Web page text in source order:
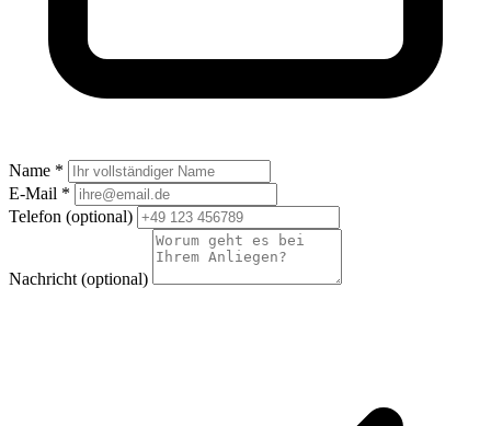
Name *
E-Mail *
Telefon (optional)
Nachricht (optional)